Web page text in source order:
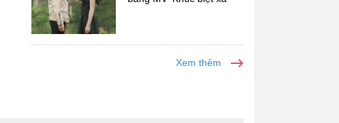
Xem thêm